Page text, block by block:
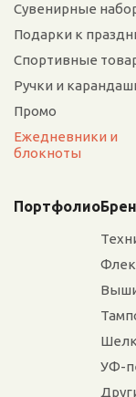
Сувенирные
Подарки к
Спортивные
Ручки и
Промо
Ежедневники и
блокноты
Портфолио
УФ-